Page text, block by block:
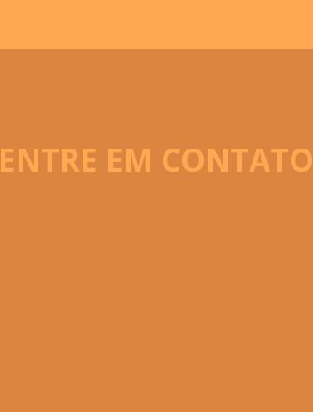
ENTRE EM CONTATO